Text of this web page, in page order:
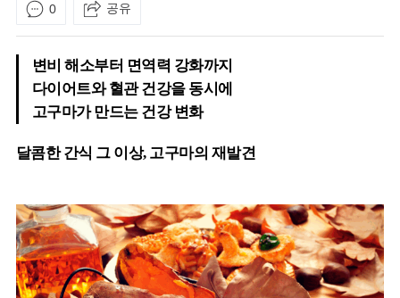
0 공유
변비 해소부터 면역력 강화까지
다이어트와 혈관 건강을 동시에
고구마가 만드는 건강 변화
달콤한 간식 그 이상, 고구마의 재발견